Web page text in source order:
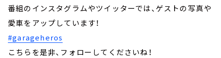
番組のインスタグラムやツイッターでは、ゲストの写真や
愛車をアップしています！
#garageheros
こちらを是非、フォローしてくださいね！